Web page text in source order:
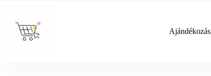
content
Ajándékozás